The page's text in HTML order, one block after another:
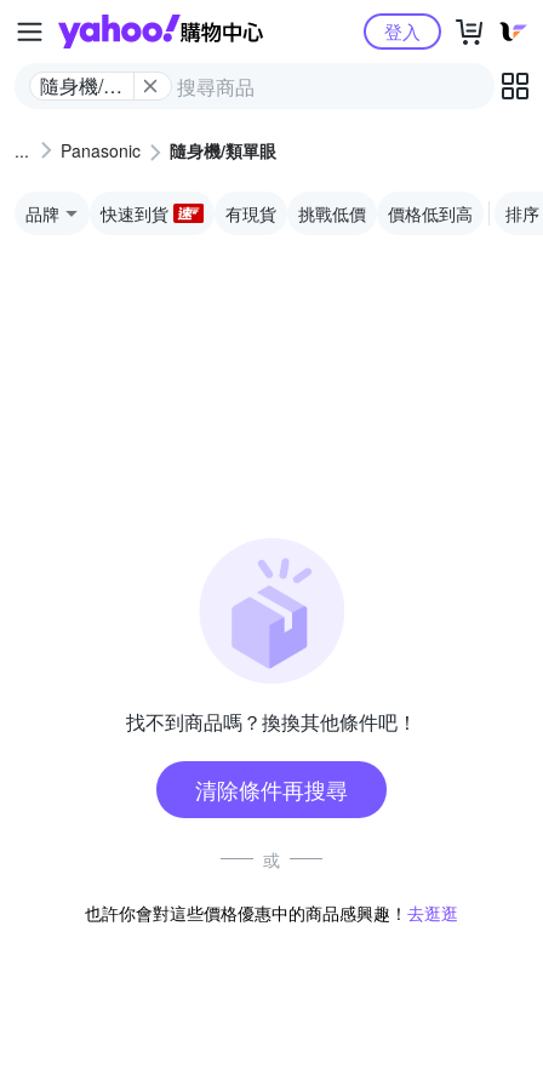
Yahoo購物中心
隨身機/類
登入
Panasonic 隨身機/類單眼
品牌 快速到貨 有現貨 挑戰低價 價格低到高 排序
找不到商品嗎？換換其他條件吧！
清除條件再搜尋
或
也許你會對這些價格優惠中的商品感興趣！ 去逛逛